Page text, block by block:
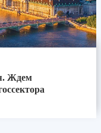
Ждем